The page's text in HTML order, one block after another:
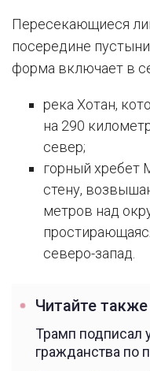
Пересекающиеся
посередине
форма включает в
река Хотан,
на 290
север;
горный хребет
стену,
метров над
северо-запад.
Читайте также
Трамп подписал
гражданства по